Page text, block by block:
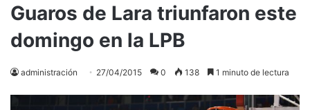
Guaros de Lara triunfaron este
domingo en la LPB
administración 27/04/2015 0 138 1 minuto de lectura